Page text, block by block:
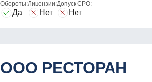
Обороты:
Да
Лицензии:
Нет
Допуск СРО:
Нет
ООО РЕСТОРАН